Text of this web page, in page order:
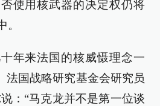
使用核武器的决定权仍将
年来法国的核威慑理念一
法国战略研究基金会研究员
：“马克龙并不是第一位谈